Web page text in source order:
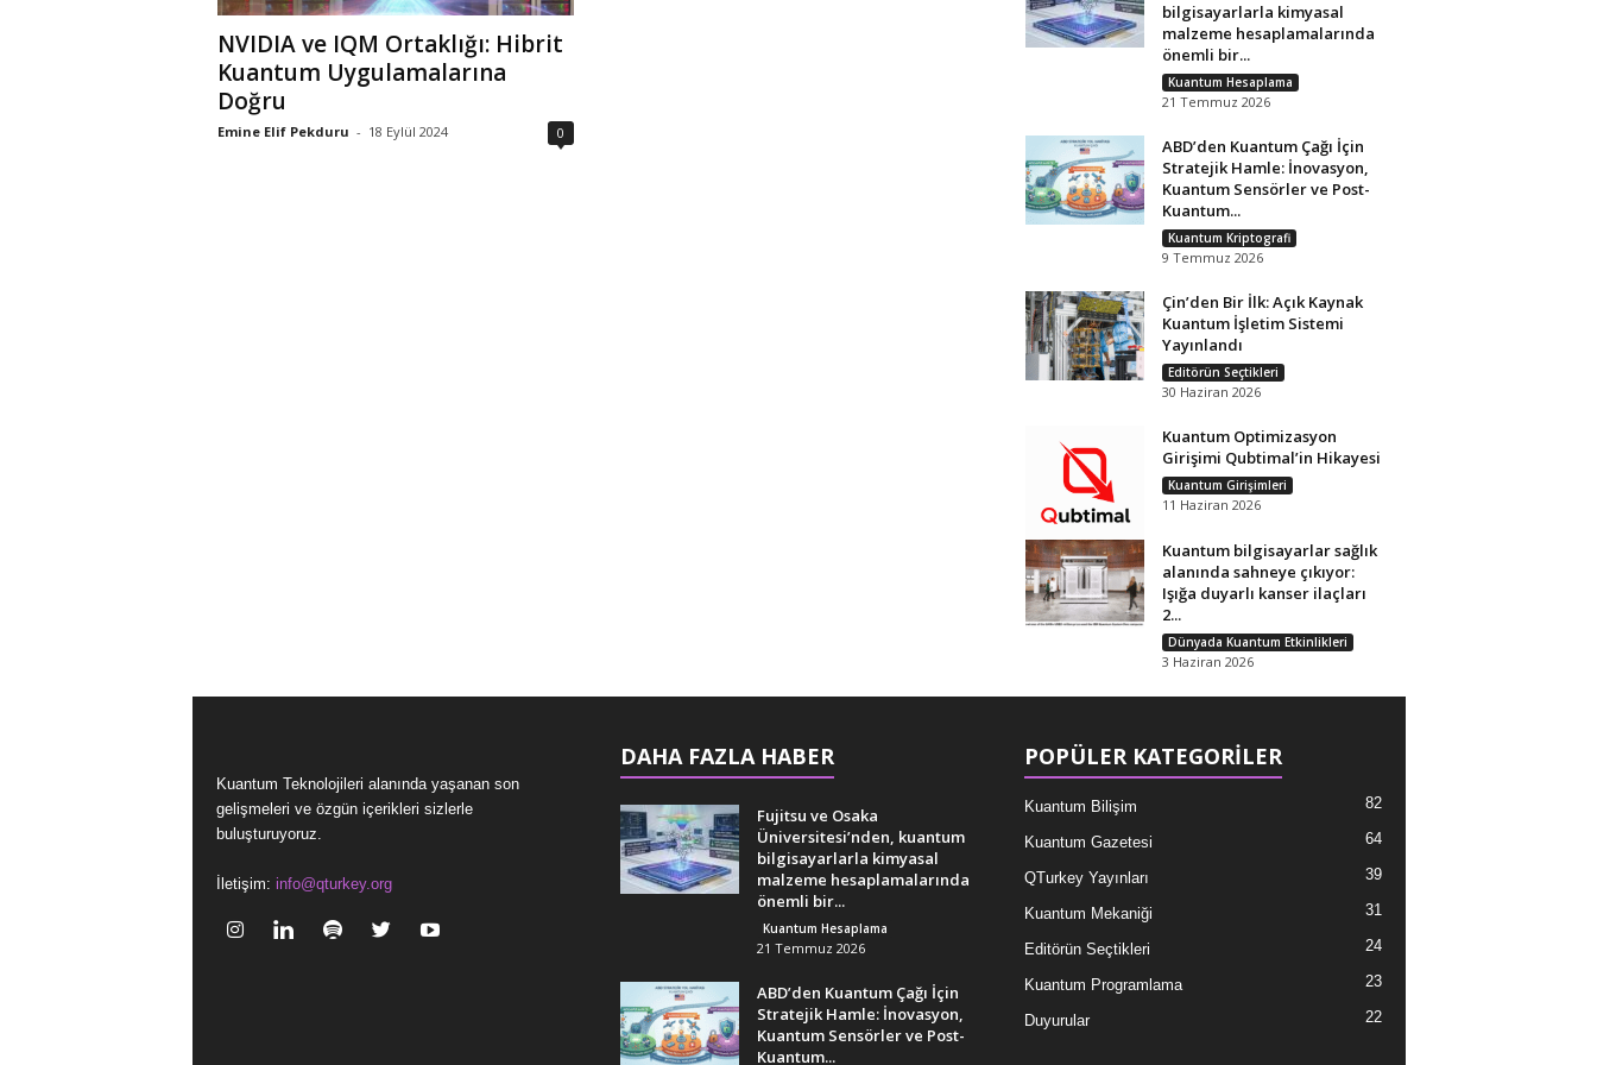
NVIDIA ve IQM Ortaklığı: Hibrit
Kuantum Uygulamalarına
Doğru
Emine Elif Pekduru - 18 Eylül 2024 0
bilgisayarlarla kimyasal
malzeme hesaplamalarında
önemli bir...
Kuantum Hesaplama
21 Temmuz 2026
ABD’den Kuantum Çağı İçin
Stratejik Hamle: İnovasyon,
Kuantum Sensörler ve Post-
Kuantum...
Kuantum Kriptografi
9 Temmuz 2026
Çin’den Bir İlk: Açık Kaynak
Kuantum İşletim Sistemi
Yayınlandı
Editörün Seçtikleri
30 Haziran 2026
Kuantum Optimizasyon
Girişimi Qubtimal’in Hikayesi
Kuantum Girişimleri
11 Haziran 2026
Kuantum bilgisayarlar sağlık
alanında sahneye çıkıyor:
Işığa duyarlı kanser ilaçları
2...
Dünyada Kuantum Etkinlikleri
3 Haziran 2026
Kuantum Teknolojileri alanında yaşanan son
gelişmeleri ve özgün içerikleri sizlerle
buluşturuyoruz.
İletişim: info@qturkey.org
DAHA FAZLA HABER
Fujitsu ve Osaka
Üniversitesi’nden, kuantum
bilgisayarlarla kimyasal
malzeme hesaplamalarında
önemli bir...
Kuantum Hesaplama
21 Temmuz 2026
ABD’den Kuantum Çağı İçin
Stratejik Hamle: İnovasyon,
Kuantum Sensörler ve Post-
Kuantum...
POPÜLER KATEGORİLER
Kuantum Bilişim 82
Kuantum Gazetesi 64
QTurkey Yayınları 39
Kuantum Mekaniği 31
Editörün Seçtikleri 24
Kuantum Programlama 23
Duyurular 22